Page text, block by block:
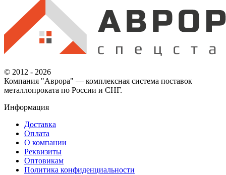
© 2012 - 2026
Компания "Аврора" — комплексная система поставок
металлопроката по России и СНГ.
Информация
Доставка
Оплата
О компании
Реквизиты
Оптовикам
Политика конфиденциальности